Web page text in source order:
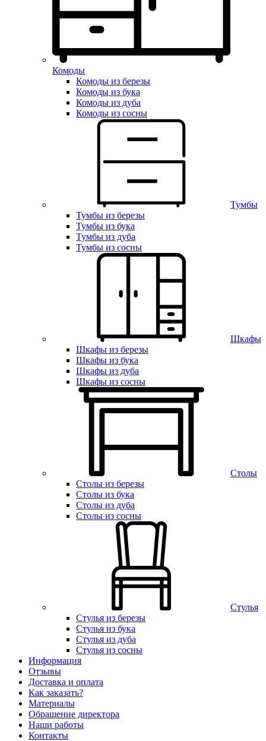
Комоды
Комоды из березы
Комоды из бука
Комоды из дуба
Комоды из сосны
Тумбы
Тумбы из березы
Тумбы из бука
Тумбы из дуба
Тумбы из сосны
Шкафы
Шкафы из березы
Шкафы из бука
Шкафы из дуба
Шкафы из сосны
Столы
Столы из березы
Столы из бука
Столы из дуба
Столы из сосны
Стулья
Стулья из березы
Стулья из бука
Стулья из дуба
Стулья из сосны
Информация
Отзывы
Доставка и оплата
Как заказать?
Материалы
Обращение директора
Наши работы
Контакты